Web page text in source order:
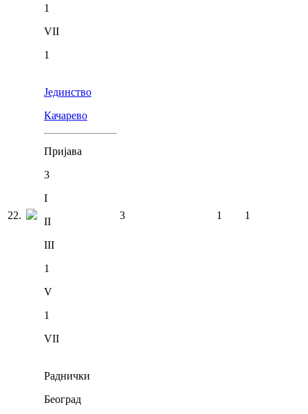
1
VII
1
22.
Јединство
Качарево
Пријава
3
I
II
III
1
V
1
VII
3 1 1
Раднички
Београд